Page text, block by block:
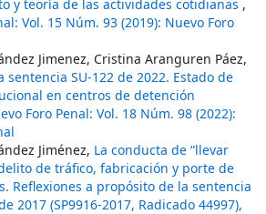
y teoría de las actividades cotidianas ,
Vol. 15 Núm. 93 (2019): Nuevo Foro
Jimenez, Cristina Aranguren Páez,
sentencia SU-122 de 2022. Estado de
en centros de detención
Foro Penal: Vol. 18 Núm. 98 (2022):
Jiménez, La conducta de “llevar
de tráfico, fabricación y porte de
Reflexiones a propósito de la sentencia
2017 (SP9916-2017, Radicado 44997),